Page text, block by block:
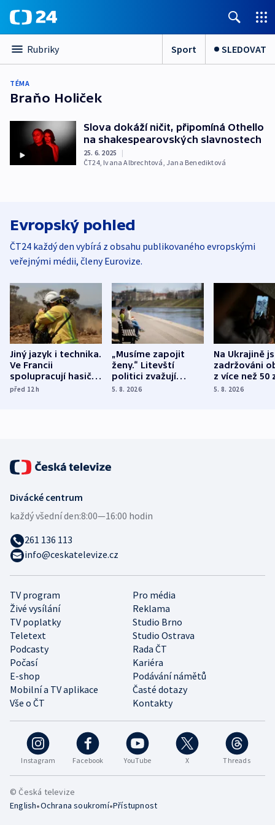
Rubriky Sport SLEDOVAT
TÉMA
Braňo Holiček
Slova dokáží ničit, připomíná Othello
na shakespearovských slavnostech
25. 6. 2025
|
ČT24, Ivana Albrechtová, Jana Benediktová
Evropský pohled
ČT24 každý den vybírá z obsahu publikovaného evropskými
veřejnými médii, členy Eurovize.
Jiný jazyk i technika.
Ve Francii
spolupracují hasiči z
různých zemí
před 12h
„Musíme zapojit
ženy.“ Litevští
politici zvažují
dohodu o
5. 8. 2026
Na Ukrajině
zadržováni
z více než 50
Bojovali na
5. 8. 2026
Instagram Facebook YouTube X Threads
TV program
Pro média
Živé vysílání
Reklama
TV poplatky
Studio Brno
Teletext
Studio Ostrava
Podcasty
Rada ČT
Počasí
Kariéra
E-shop
Podávání námětů
Mobilní a TV aplikace
Časté dotazy
Vše o ČT
Kontakty
Divácké centrum
každý všední den:8:00—16:00 hodin
261 136 113
info@ceskatelevize.cz
© Česká televize
English•Ochrana soukromí•Přístupnost